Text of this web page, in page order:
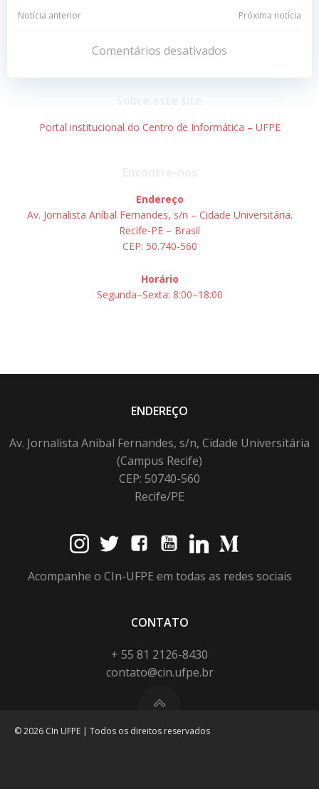
Navegação
Post
Notícia anterior
Navegação
de
Post
Próxima notícia
Comentários desativados
Portal institucional do Centro de Informática – UFPE
Endereço
Av. Jornalista Aníbal Fernandes, s/n – Cidade Universitária.
Recife-PE – Brasil
CEP: 50.740-560
Horário
Segunda–Sexta: 8:00–18:00
ENDEREÇO
Av. Jornalista Anibal Fernandes, s/n, Cidade Universitária
(Campus Recife)
CEP: 50740-560
Recife/PE
Acompanhe o CIn-UFPE em todas as redes sociais
CONTATO
+ 55 81 2126-8430
contato@cin.ufpe.br
© 2026 CIn UFPE | Todos os direitos reservados